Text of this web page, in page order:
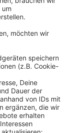
der
wie